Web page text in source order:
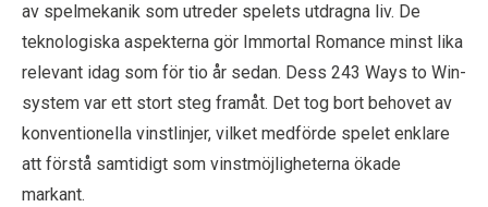
av spelmekanik som utreder spelets utdragna liv. De
teknologiska aspekterna gör Immortal Romance minst lika
relevant idag som för tio år sedan. Dess 243 Ways to Win-
system var ett stort steg framåt. Det tog bort behovet av
konventionella vinstlinjer, vilket medförde spelet enklare
att förstå samtidigt som vinstmöjligheterna ökade
markant.